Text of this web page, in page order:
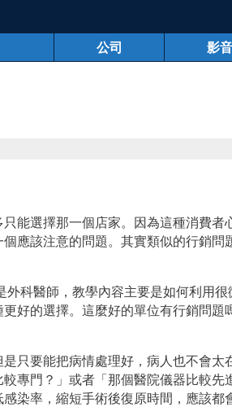
公司 影音
能選擇那一個店家。因為這種消費者
應該注意的問題。其實類似的行銷問
科醫師，教學內容主要是如何利用
好的選擇。這麼好的單位有行銷問題
只要能把病情處理好，病人也不會太
專門？」或者「那個醫院儀器比較先
染率，縮短手術後復原時間，應該都